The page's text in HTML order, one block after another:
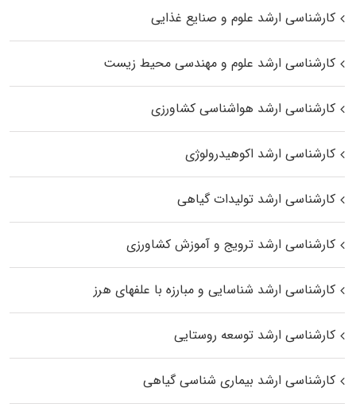
کارشناسی ارشد علوم و صنایع غذایی
کارشناسی ارشد علوم و مهندسی محیط زیست
کارشناسی ارشد هواشناسی کشاورزی
کارشناسی ارشد اکوهیدرولوژی
کارشناسی ارشد تولیدات گیاهی
کارشناسی ارشد ترویج و آموزش کشاورزی
کارشناسی ارشد شناسایی و مبارزه با علفهای هرز
کارشناسی ارشد توسعه روستایی
کارشناسی ارشد بیماری‌ شناسی گیاهی